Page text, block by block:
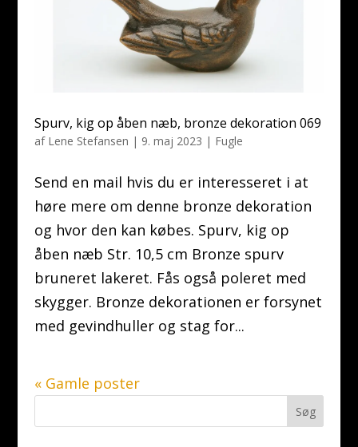
Spurv, kig op åben næb, bronze dekoration 069
af Lene Stefansen | 9. maj 2023 | Fugle
Send en mail hvis du er interesseret i at
høre mere om denne bronze dekoration
og hvor den kan købes. Spurv, kig op
åben næb Str. 10,5 cm Bronze spurv
bruneret lakeret. Fås også poleret med
skygger. Bronze dekorationen er forsynet
med gevindhuller og stag for...
« Gamle poster